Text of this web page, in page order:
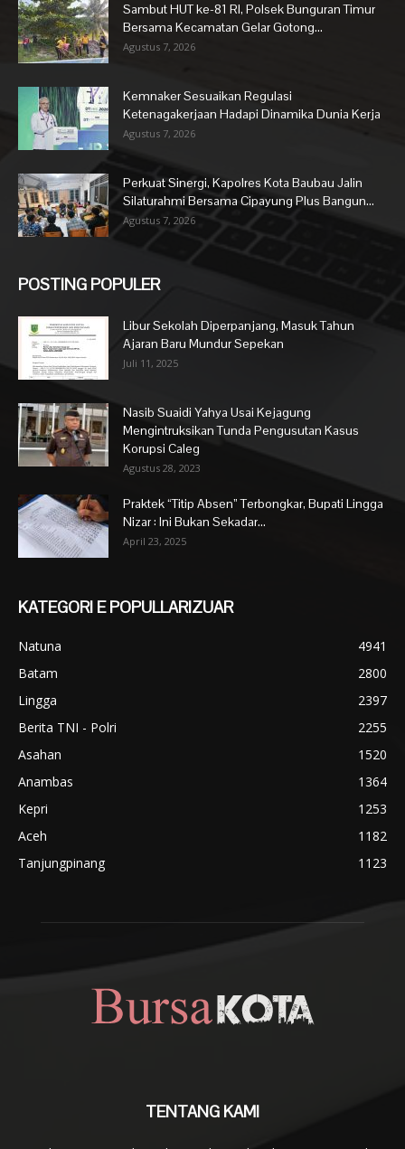
Sambut HUT ke-81 RI, Polsek Bunguran Timur
Bersama Kecamatan Gelar Gotong...
Agustus 7, 2026
Kemnaker Sesuaikan Regulasi
Ketenagakerjaan Hadapi Dinamika Dunia Kerja
Agustus 7, 2026
Perkuat Sinergi, Kapolres Kota Baubau Jalin
Silaturahmi Bersama Cipayung Plus Bangun...
Agustus 7, 2026
POSTING POPULER
Libur Sekolah Diperpanjang, Masuk Tahun
Ajaran Baru Mundur Sepekan
Juli 11, 2025
Nasib Suaidi Yahya Usai Kejagung
Mengintruksikan Tunda Pengusutan Kasus
Korupsi Caleg
Agustus 28, 2023
Praktek “Titip Absen” Terbongkar, Bupati Lingga
Nizar : Ini Bukan Sekadar...
April 23, 2025
KATEGORI E POPULLARIZUAR
Natuna
4941
Batam
2800
Lingga
2397
Berita TNI - Polri
2255
Asahan
1520
Anambas
1364
Kepri
1253
Aceh
1182
Tanjungpinang
1123
TENTANG KAMI